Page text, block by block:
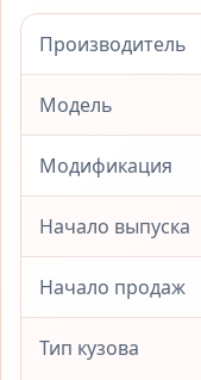
Производитель
Модель
Модификация
Начало выпуска
Начало продаж
Тип кузова